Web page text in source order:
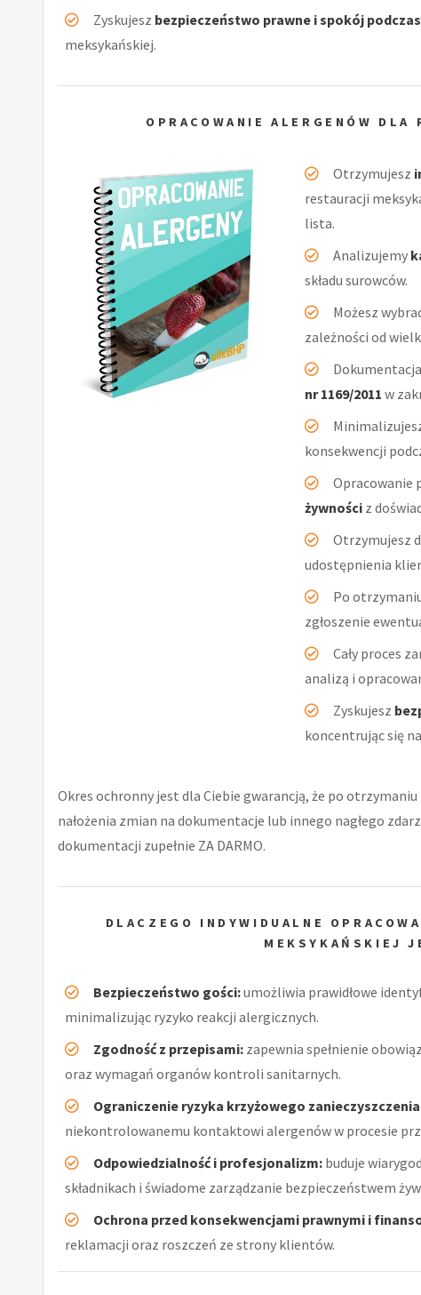
Zyskujesz bezpieczeństwo prawne i spokój
meksykańskiej.
OPRACOWANIE ALERGENÓW
Otrzymujesz
restauracji
lista.
Analizujemy
składu surowców.
Możesz
zależności od
nr 1169/2011 w
konsekwencji
Opracowanie
żywnościz
Otrzymujesz
udostępnienia
Po
zgłoszenie
Cały proces
analizą i
Zyskujesz
koncentrując się
Okres ochronny jest dla Ciebie gwarancją, że po
nałożenia zmian na dokumentacje lub innego nagłego
dokumentacji zupełnie ZA DARMO.
DLACZEGO INDYWIDUALNE
MEKSYKAŃSKIEJ
Bezpieczeństwo gości:umożliwia prawidłowe
minimalizując ryzyko reakcji alergicznych.
Zgodność z przepisami: zapewnia spełnienie
oraz wymagań organów kontroli sanitarnych.
Ograniczenie ryzyka krzyżowego
niekontrolowanemu kontaktowi alergenów w procesie
Odpowiedzialność i profesjonalizm: buduje
składnikach i świadome zarządzanie bezpieczeństwem
Ochrona przed konsekwencjami prawnymi i
reklamacji oraz roszczeń ze strony klientów.